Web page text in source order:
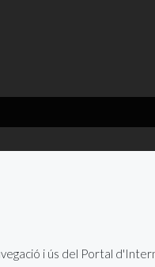
i ús del Portal